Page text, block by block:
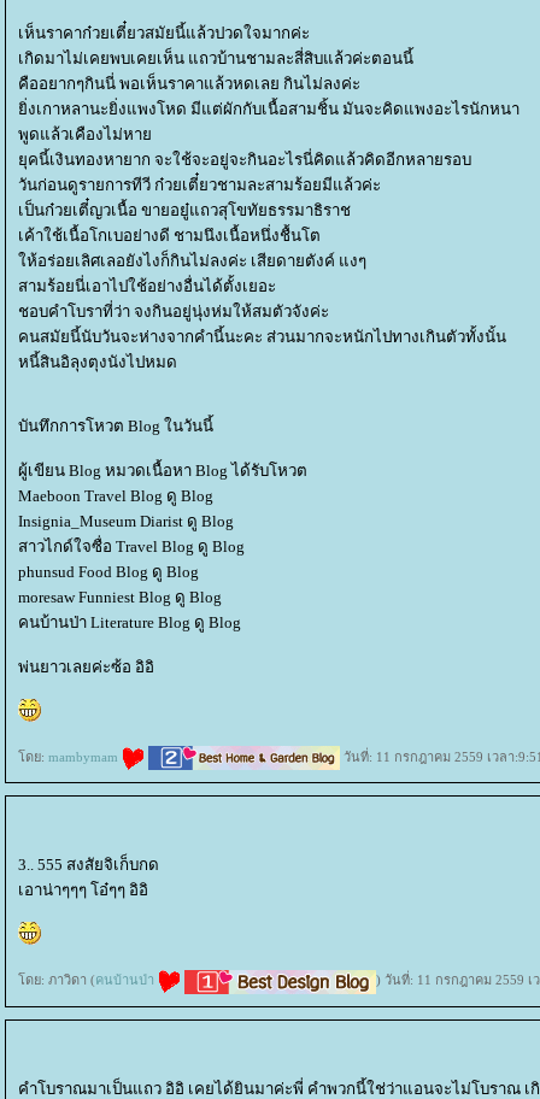
เห็นราคาก๋วยเตี๋ยวสมัยนี้แล้วปวดใจมากค่ะ
เกิดมาไม่เคยพบเคยเห็น แถวบ้านชามละสี่สิบแล้วค่ะตอนนี้
คืออยากๆกินนี่ พอเห็นราคาแล้วหดเลย กินไม่ลงค่ะ
ิ่งเกาหลานะยิ่งแพงโหด มีแต่ผักกับเนื้อสามชิ้น มันจะคิดแพงอะไรนักหนา
พูดแล้วเคืองไม่หา
ุคนี้เงินทองหายาก จะใช้จะอยู่จะกินอะไรนี่คิดแล้วคิดอีกหลายรอบ
วันก่อนดูรายการทีวี ก๋วยเตี๋ยวชามละสามร้อยมีแล้วค่ะ
เป็นก๋วยเตี๋ญวเนื้อ ขายอยู๋แถวสุโขทัยธรรมาธิราช
เค้าใช้เนื้อโกเบอย่างดี ชามนึงเนื้อหนึ่งชื้นโต
ห้อร่อยเลิศเลอยังไงก็กินไม่ลงค่ะ เสียดายตังค์ แงๆ
สามร้อยนี่เอาไปใช้อย่างอื่นได้ตั้งเยอะ
ชอบคำโบราที่ว่า จงกินอยู่นุ่งห่มให้สมตัวจังค่ะ
คนสมัยนี้นับวันจะห่างจากคำนี้นะคะ ส่วนมากจะหนักไปทางเกินตัวทั้งนั้น
หนี้สินอิลุงตุงนังไปหมด
บันทึกการโหวต Blog ในวันนี้
ผู้เขียน Blog หมวดเนื้อหา Blog ได้รับโหวต
Maeboon Travel Blog ดู Blog
Insignia_Museum Diarist ดู Blog
สาวไกด์ใจซื่อ Travel Blog ดู Blog
phunsud Food Blog ดู Blog
moresaw Funniest Blog ดู Blog
คนบ้านป่า Literature Blog ดู Blog
พ่นยาวเลยค่ะซ้อ อิอิ
ดย: mambymam วันที่: 11 กรกฎาคม 2559 เวลา
3.. 555 สงสัยจิเก็บกด
เอาน่าๆๆๆ โอ๋ๆๆ อิอิ
ดย: ภาวิดา (คนบ้านป่า ) วันที่: 11 กรกฎาคม 2559 เ
คำโบราณมาเป็นแถว อิอิ เคยได้ยินมาค่ะพี่ คำพวกนี้ใช่ว่าแอนจะไม่โบราณ